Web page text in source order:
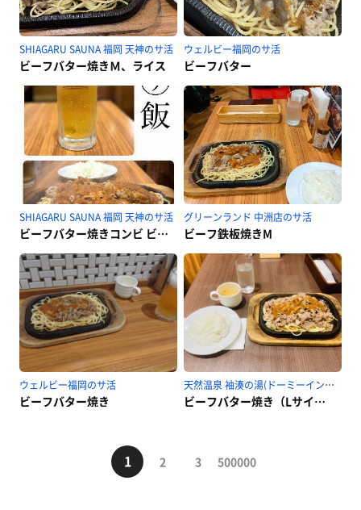
SHIAGARU SAUNA 福岡 天神のサ活
ビーフバター焼きＭ、ライス
ウェルビー福岡のサ活
ビーフバター
SHIAGARU SAUNA 福岡 天神のサ活
ビーフバター焼きコンビ ビーフ増量
グリーンランド 中洲店のサ活
ビーフ鉄板焼きM
ウェルビー福岡のサ活
ビーフバター焼き
天然温泉 袖湊の湯(ドーミーインPREMIUM 博多・キャナルシティ前)のサ活
ビーフバター焼き（Lサイズ＋肉増し）
1 2 3 500000